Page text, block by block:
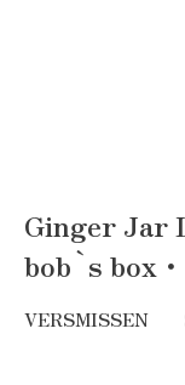
Ginger Jar
bob`s box
VERSMISSEN